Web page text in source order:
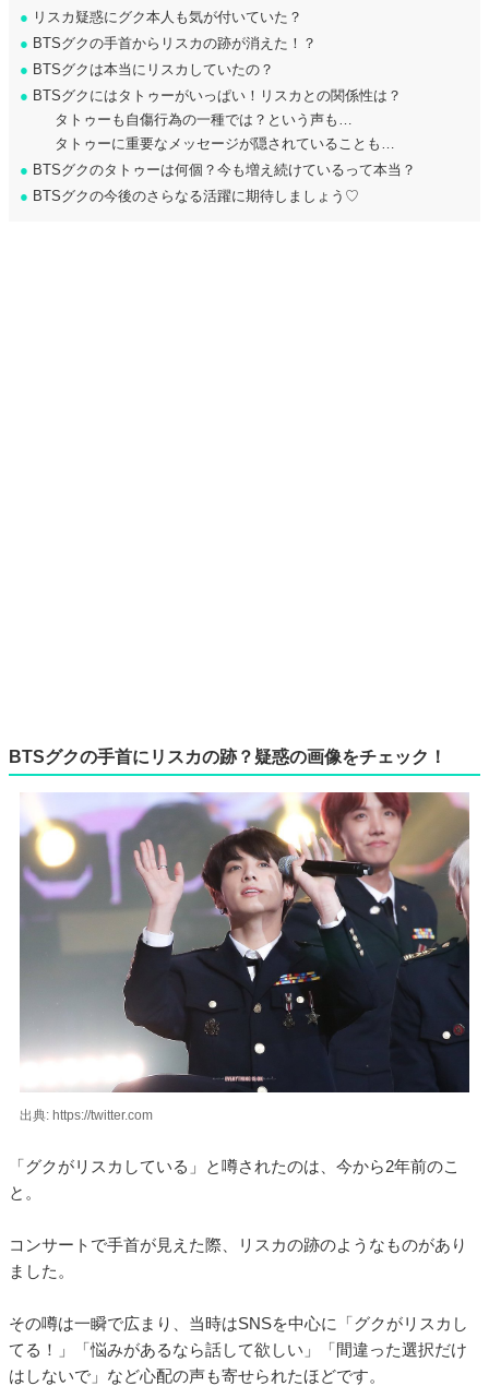
● リスカ疑惑にグク本人も気が付いていた？
● BTSグクの手首からリスカの跡が消えた！？
● BTSグクは本当にリスカしていたの？
● BTSグクにはタトゥーがいっぱい！リスカとの関係性は？
タトゥーも自傷行為の一種では？という声も…
タトゥーに重要なメッセージが隠されていることも…
● BTSグクのタトゥーは何個？今も増え続けているって本当？
● BTSグクの今後のさらなる活躍に期待しましょう♡
BTSグクの手首にリスカの跡？疑惑の画像をチェック！
出典: https://twitter.com
「グクがリスカしている」と噂されたのは、今から2年前のこ
と。
コンサートで手首が見えた際、リスカの跡のようなものがあり
ました。
その噂は一瞬で広まり、当時はSNSを中心に「グクがリスカし
てる！」「悩みがあるなら話して欲しい」「間違った選択だけ
はしないで」など心配の声も寄せられたほどです。